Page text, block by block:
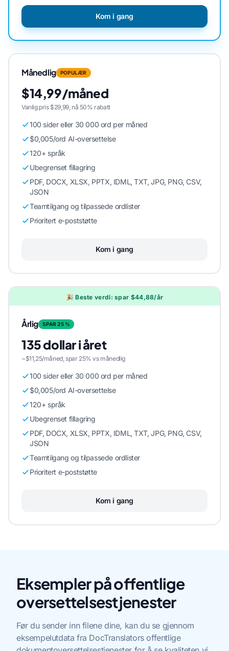
Kom i gang
Månedlig POPULÆR
$14,99/måned
Vanlig pris $29,99, nå 50% rabatt
100 sider eller 30 000 ord per måned
$0,005/ord AI-oversettelse
120+ språk
Ubegrenset fillagring
PDF, DOCX, XLSX, PPTX, IDML, TXT, JPG, PNG, CSV,
JSON
Teamtilgang og tilpassede ordlister
Prioritert e-poststøtte
Kom i gang
🎉 Beste verdi: spar $44,88/år
Årlig SPAR 25 %
135 dollar i året
~$11,25/måned, spar 25% vs månedlig
100 sider eller 30 000 ord per måned
$0,005/ord AI-oversettelse
120+ språk
Ubegrenset fillagring
PDF, DOCX, XLSX, PPTX, IDML, TXT, JPG, PNG, CSV,
JSON
Teamtilgang og tilpassede ordlister
Prioritert e-poststøtte
Kom i gang
Eksempler på offentlige
oversettelsestjenester
Før du sender inn filene dine, kan du se gjennom
eksempelutdata fra DocTranslators offentlige